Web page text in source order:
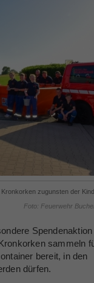
zugunsten der
Foto: Feuerwehr
sammeln
bereit, in den
dürfen.